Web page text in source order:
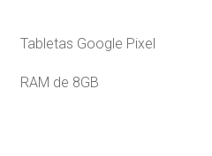
Tabletas Google Pixel
RAM de 8GB